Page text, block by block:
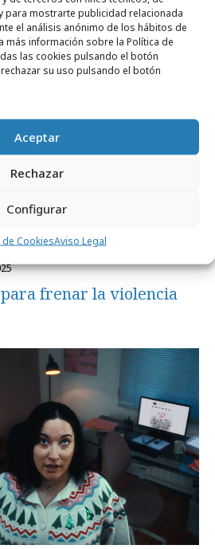
para mostrarte publicidad relacionada
el análisis anónimo de los hábitos de
más información sobre la Política de
las cookies pulsando el botón
su uso pulsando el botón
Aceptar
Rechazar
Configurar
CookiesAviso Legal
frenar la violencia